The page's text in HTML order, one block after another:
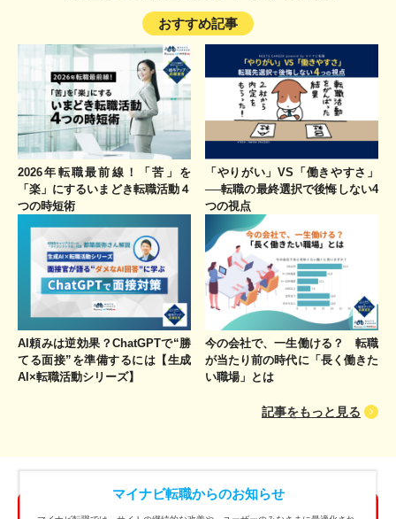
おすすめ記事
2026年転職最前線！「苦」を
「楽」にするいまどき転職活動４
つの時短術
「やりがい」VS「働きやすさ」
──転職の最終選択で後悔しない4
つの視点
AI頼みは逆効果？ChatGPTで“勝
てる面接”を準備するには【生成
AI×転職活動シリーズ】
今の会社で、一生働ける？ 転職
が当たり前の時代に「長く働きた
い職場」とは
記事をもっと見る
マイナビ転職からのお知らせ